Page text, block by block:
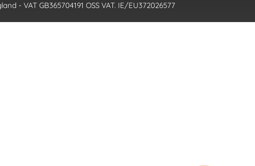
- VAT GB365704191 OSS VAT. IE/EU372026577